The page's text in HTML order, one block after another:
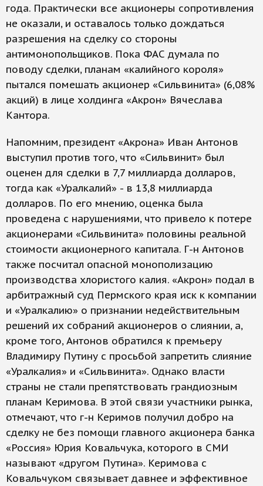
года. Практически все акционеры сопротивления
не оказали, и оставалось только дождаться
разрешения на сделку со стороны
антимонопольщиков. Пока ФАС думала по
поводу сделки, планам «калийного короля»
пытался помешать акционер «Сильвинита» (6,08%
акций) в лице холдинга «Акрон» Вячеслава
Кантора.
Напомним, президент «Акрона» Иван Антонов
выступил против того, что «Сильвинит» был
оценен для сделки в 7,7 миллиарда долларов,
тогда как «Уралкалий» - в 13,8 миллиарда
долларов. По его мнению, оценка была
проведена с нарушениями, что привело к потере
акционерами «Сильвинита» половины реальной
стоимости акционерного капитала. Г-н Антонов
также посчитал опасной монополизацию
производства хлористого калия. «Акрон» подал в
арбитражный суд Пермского края иск к компании
и «Уралкалию» о признании недействительным
решений их собраний акционеров о слиянии, а,
кроме того, Антонов обратился к премьеру
Владимиру Путину с просьбой запретить слияние
«Уралкалия» и «Сильвинита». Однако власти
страны не стали препятствовать грандиозным
планам Керимова. В этой связи участники рынка,
отмечают, что г-н Керимов получил добро на
сделку не без помощи главного акционера банка
«Россия» Юрия Ковальчука, которого в СМИ
называют «другом Путина». Керимова с
Ковальчуком связывает давнее и эффективное